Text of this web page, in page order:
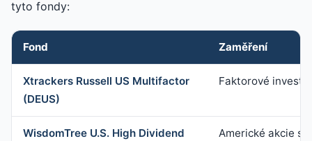
tyto fondy:
Fond Zaměření
Xtrackers Russell US Multifactor
(DEUS)
Faktorové
WisdomTree U.S. High Dividend
Americké akcie s